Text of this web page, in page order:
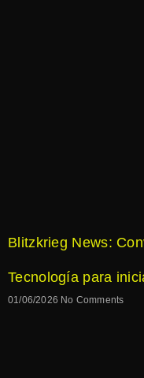
Blitzkrieg News:
Tecnología para
01/06/2026 No Comments